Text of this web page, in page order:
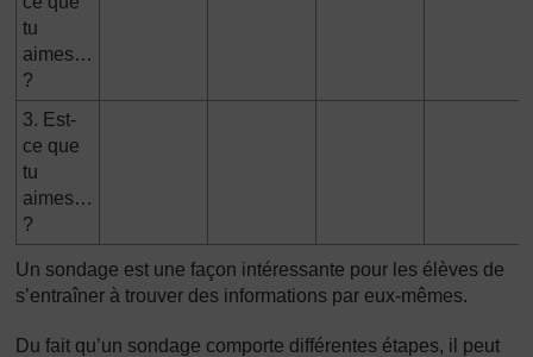
tu
aimes…
?
3. Est-
ce que
tu
aimes…
?
Un sondage est une façon intéressante pour les élèves de
s’entraîner à trouver des informations par eux-mêmes.
Du fait qu’un sondage comporte différentes étapes, il peut